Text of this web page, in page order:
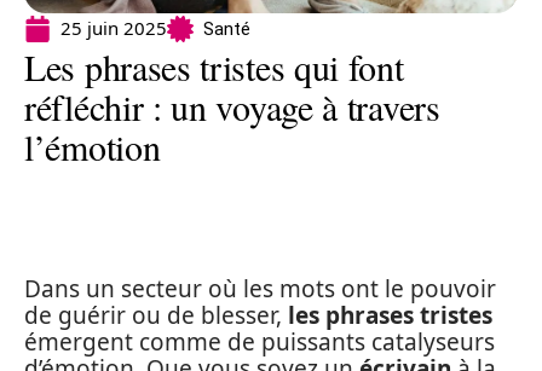
25 juin 2025 Santé
Les phrases tristes qui font
réfléchir : un voyage à travers
l’émotion
Dans un secteur où les mots ont le pouvoir
de guérir ou de blesser, les phrases tristes
émergent comme de puissants catalyseurs